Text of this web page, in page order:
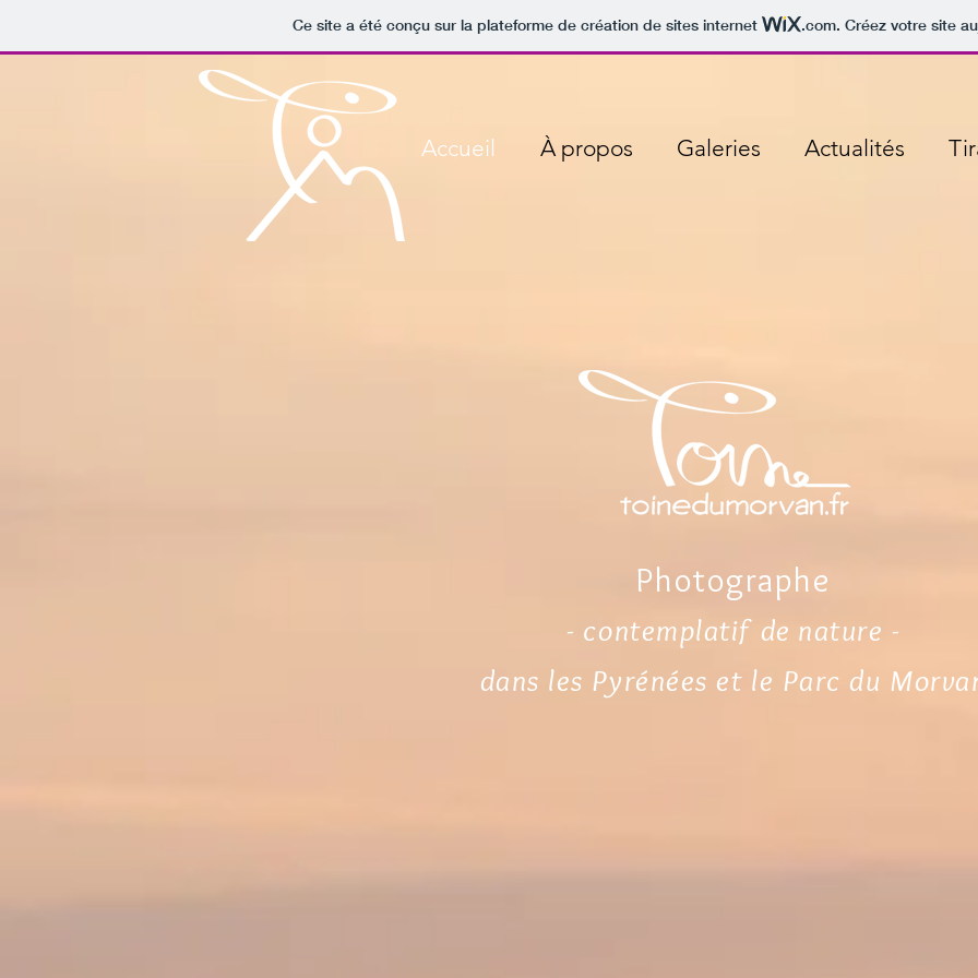
Ce site a été conçu sur la plateforme de création de sites internet .com. Créez votre site
Accueil À propos Galeries Actualités
Photographe
- contemplatif de nature -
dans les Pyrénées et le Parc du